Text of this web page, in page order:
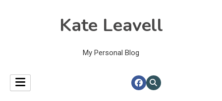
Kate Leavell
My Personal Blog